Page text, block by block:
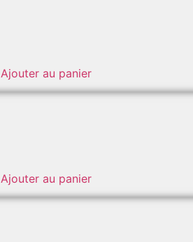
Ajouter au panier
Ajouter au panier